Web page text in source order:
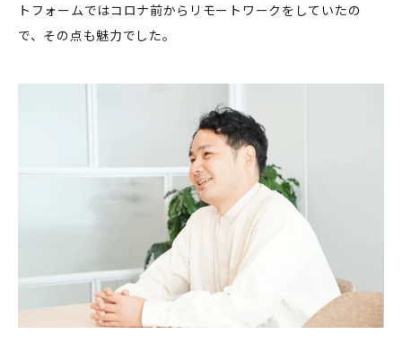
トフォームではコロナ前からリモートワークをしていたの
で、その点も魅力でした。